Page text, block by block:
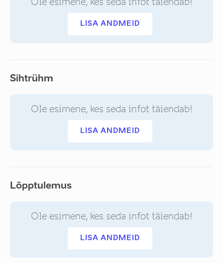
LISA ANDMEID
Sihtrühm
Ole esimene, kes seda infot täiendab!
LISA ANDMEID
Lõpptulemus
Ole esimene, kes seda infot täiendab!
LISA ANDMEID